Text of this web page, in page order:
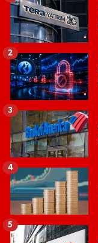
2
3
4
5